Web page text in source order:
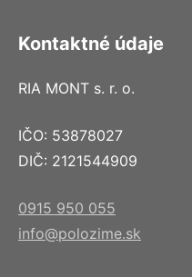
Kontaktné údaje
RIA MONT s. r. o.
IČO: 53878027
DIČ: 2121544909
0915 950 055
info@polozime.sk